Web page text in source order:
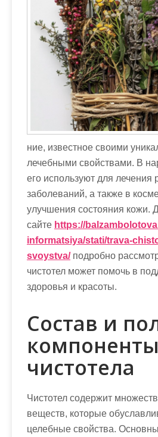
ние, известное своими
лечебными свойствами. В
его используют для лечения
заболеваний, а также в
улучшения состояния кожи.
сайте https://
informatsiya/stati/trava-
svoystva/подробно
чистотел может помочь в
здоровья и красоты.
Состав и
компоненты
чистотела
Чистотел содержит
веществ, которые
целебные свойства.